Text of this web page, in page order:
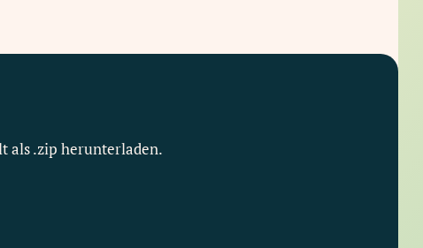
als .zip herunterladen.